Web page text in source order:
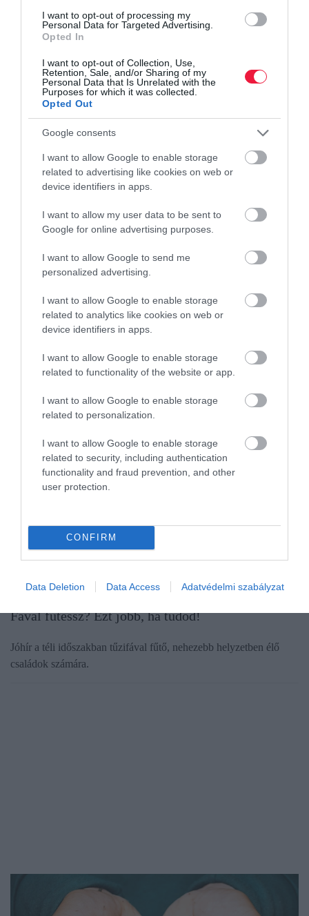
I want to opt-out of processing my
Personal Data for Targeted Advertising.
Opted In
I want to opt-out of Collection, Use,
Retention, Sale, and/or Sharing of my
Personal Data that Is Unrelated with the
Purposes for which it was collected.
Opted Out
Google consents
I want to allow Google to enable storage
related to advertising like cookies on web or
device identifiers in apps.
I want to allow my user data to be sent to
Google for online advertising purposes.
I want to allow Google to send me
personalized advertising.
I want to allow Google to enable storage
related to analytics like cookies on web or
device identifiers in apps.
I want to allow Google to enable storage
related to functionality of the website or app.
I want to allow Google to enable storage
related to personalization.
I want to allow Google to enable storage
related to security, including authentication
functionality and fraud prevention, and other
user protection.
CONFIRM
Data Deletion Data Access Adatvédelmi szabályzat
nem lesz idén sem deficites gabonából.
Emellett ukrán búza, kukorica és napraforgóolaj olyan
millió tonnás nagyságrendben ki tudja elégíteni. A keleti
szomszédunk komoly erőfeszítéseket tesz, hogy gabona- és
étolajkivitelét növelje Nyugat-Európa irányába.
gabona öntözés aszály szakértő termés
Fával fűtessz? Ezt jobb, ha tudod!
Jóhír a téli időszakban tűzifával fűtő, nehezebb helyzetben élő
családok számára.